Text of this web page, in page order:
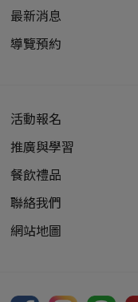
最新消息
導覽預約
活動報名
推廣與學習
餐飲禮品
聯絡我們
網站地圖